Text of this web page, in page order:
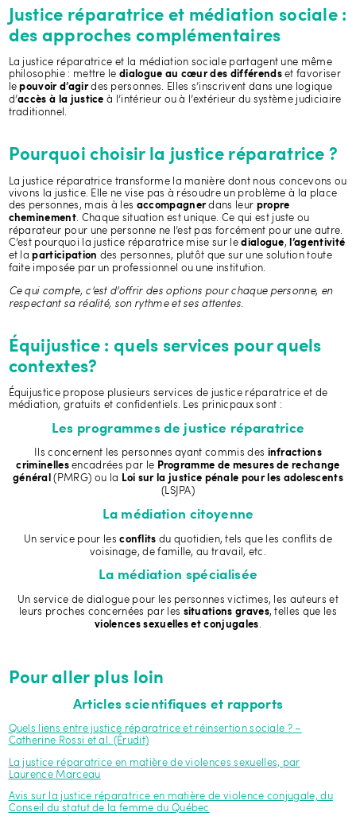
Justice réparatrice et médiation sociale :
des approches complémentaires
La justice réparatrice et la médiation sociale partagent une même
philosophie : mettre ledialogue au cœur des différendset favoriser
le pouvoir d’agirdes personnes. Elles s’inscrivent dans une logique
d’accès à la justiceà l’intérieur ou à l’extérieur du système judiciaire
traditionnel.
Pourquoi choisir la justice réparatrice ?
La justice réparatrice transforme la manière dont nous concevons ou
vivons la justice. Elle ne vise pas à résoudre un problème à la place
des personnes, mais à les accompagnerdans leur propre
cheminement. Chaque situation est unique. Ce qui est juste ou
réparateur pour une personne ne l’est pas forcément pour une autre.
C’est pourquoi la justice réparatrice mise sur ledialogue, l’agentivité
et laparticipation des personnes, plutôt que sur une solution toute
faite imposée par un professionnel ou une institution.
Ce qui compte, c’est d’offrir des options pour chaque personne, en
respectant sa réalité, son rythme et ses attentes.
Équijustice : quels services pour quels
contextes?
Équijustice propose plusieurs services de justice réparatrice et de
médiation, gratuits et confidentiels. Les prinicpaux sont :
Les programmes de justice réparatrice
Ils concernent les personnes ayant commis des infractions
criminellesencadrées par le Programme de mesures de rechange
général (PMRG) ou la Loi sur la justice pénale pour les adolescents
(LSJPA)
La médiation citoyenne
Un service pour lesconflitsdu quotidien, tels que les conflits de
voisinage, de famille, au travail, etc.
La médiation spécialisée
Un service de dialogue pour les personnes victimes, les auteurs et
leurs proches concernées par les situations graves, telles que les
violences sexuelles et conjugales.
Pour aller plus loin
Articles scientifiques et rapports
Quels liens entre justice réparatrice et réinsertion sociale ? –
Catherine Rossi et al. (Érudit)
La justice réparatrice en matière de violences sexuelles, par
Laurence Marceau
Avis sur la justice réparatrice en matière de violence conjugale, du
Conseil du statut de la femme du Québec